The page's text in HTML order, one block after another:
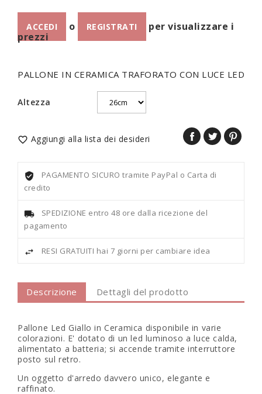
ACCEDI o REGISTRATI
per visualizzare i
prezzi
PALLONE IN CERAMICA TRAFORATO CON LUCE LED
Altezza
 Aggiungi alla lista dei desideri
PAGAMENTO SICURO tramite PayPal o Carta di
credito
SPEDIZIONE entro 48 ore dalla ricezione del
pagamento
RESI GRATUITI hai 7 giorni per cambiare idea
Descrizione Dettagli del prodotto
Pallone Led Giallo in Ceramica disponibile in varie
colorazioni. E' dotato di un led luminoso a luce calda,
alimentato a batteria; si accende tramite interruttore
posto sul retro.
Un oggetto d'arredo davvero unico, elegante e
raffinato.